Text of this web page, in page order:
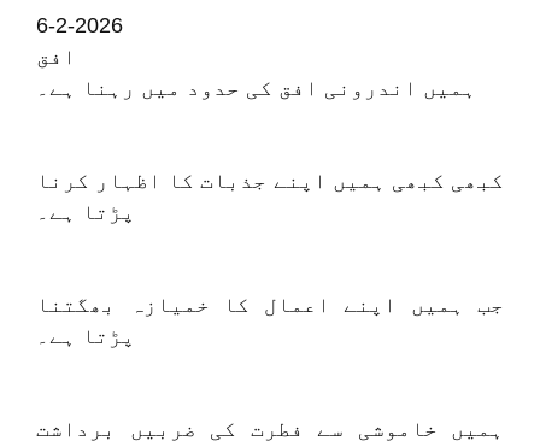
6-2-2026
افق
ہمیں اندرونی افق کی حدود میں رہنا ہے۔
کبھی کبھی ہمیں اپنے جذبات کا اظہار کرنا
پڑتا ہے۔
جب ہمیں اپنے اعمال کا خمیازہ بھگتنا
پڑتا ہے۔
ہمیں خاموشی سے فطرت کی ضربیں برداشت